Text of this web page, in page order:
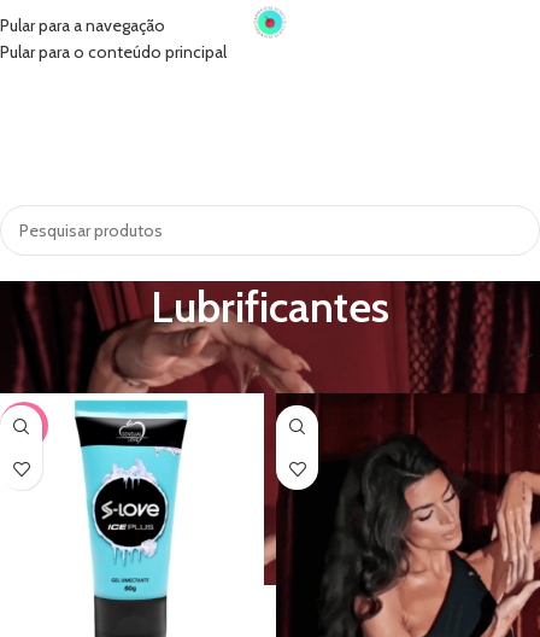
Pular para a navegação
Pular para o conteúdo principal
Lubrificantes
-67%